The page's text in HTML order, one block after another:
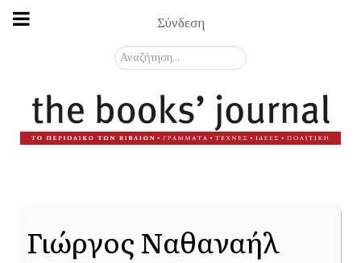
Σύνδεση
Αναζήτηση...
Γιώργος Ναθαναήλ